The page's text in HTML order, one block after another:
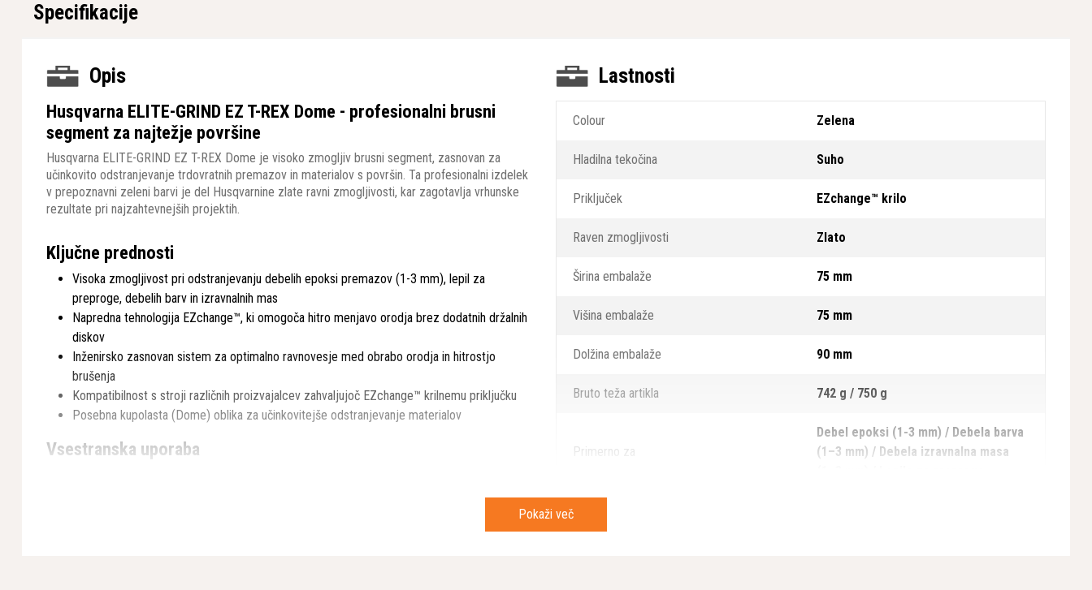
Specifikacije
Opis
Husqvarna ELITE-GRIND EZ T-REX Dome - profesionalni brusni
segment za najtežje površine
Husqvarna ELITE-GRIND EZ T-REX Dome je visoko zmogljiv brusni segment, zasnovan za
učinkovito odstranjevanje trdovratnih premazov in materialov s površin. Ta profesionalni izdelek
v prepoznavni zeleni barvi je del Husqvarnine zlate ravni zmogljivosti, kar zagotavlja vrhunske
rezultate pri najzahtevnejših projektih.
Ključne prednosti
Visoka zmogljivost pri odstranjevanju debelih epoksi premazov (1-3 mm), lepil za
preproge, debelih barv in izravnalnih mas
Napredna tehnologija EZchange™, ki omogoča hitro menjavo orodja brez dodatnih držalnih
diskov
Inženirsko zasnovan sistem za optimalno ravnovesje med obrabo orodja in hitrostjo
brušenja
Kompatibilnost s stroji različnih proizvajalcev zahvaljujoč EZchange™ krilnemu priključku
Posebna kupolasta (Dome) oblika za učinkovitejše odstranjevanje materialov
Vsestranska uporaba
Lastnosti
Colour Zelena
Hladilna tekočina Suho
Priključek EZchange™ krilo
Raven zmogljivosti Zlato
Širina embalaže 75 mm
Višina embalaže 75 mm
Dolžina embalaže 90 mm
Bruto teža artikla 742 g / 750 g
Primerno za
Debel epoksi (1-3 mm) / Debela barva
(1–3 mm) / Debela izravnalna masa
Pokaži več